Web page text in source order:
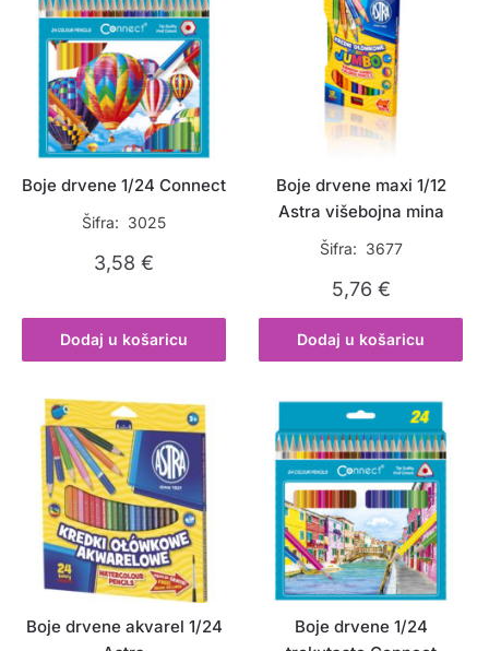
Boje drvene 1/24 Connect
Šifra: 3025
3,58€
Dodaj u košaricu
Boje drvene maxi 1/12
Astra višebojna mina
Šifra: 3677
5,76 €
Dodaj u košaricu
Boje drvene akvarel 1/24
Boje drvene 1/24